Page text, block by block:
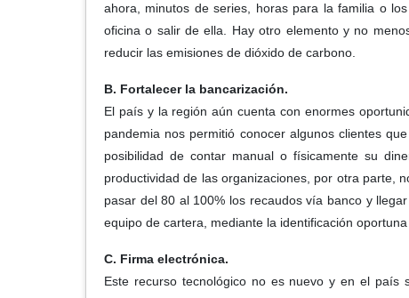
ahora, minutos de series, horas para la familia o
oficina o salir de ella. Hay otro elemento y no
reducir las emisiones de dióxido de carbono.
B. Fortalecer la bancarización.
El país y la región aún cuenta con enormes
pandemia nos permitió conocer algunos clientes
posibilidad de contar manual o físicamente su
productividad de las organizaciones, por otra parte,
pasar del 80 al 100% los recaudos vía banco y
equipo de cartera, mediante la identificación
C. Firma electrónica.
Este recurso tecnológico no es nuevo y en el